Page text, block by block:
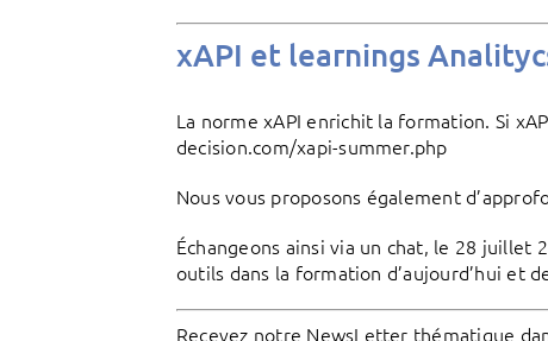
xAPI et learnings
La norme xAPI enrichit la formation. Si
decision.com/xapi-summer.php
Nous vous proposons également
Échangeons ainsi via un chat, le 28 juillet
outils dans la formation d’aujourd’hui et
Recevez notre NewsLetter thématique